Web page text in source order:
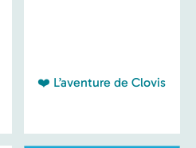
❤️ L’aventure de Clovis